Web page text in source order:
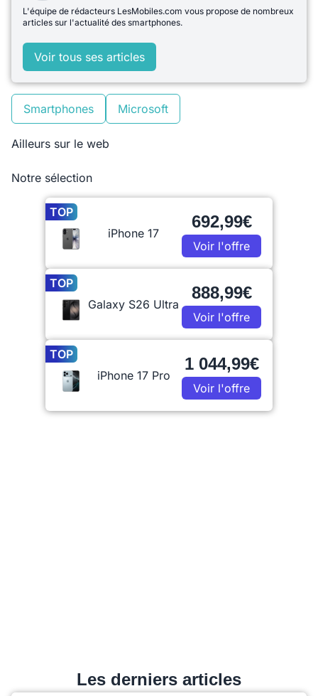
L'équipe de rédacteurs LesMobiles.com vous propose de nombreux
articles sur l'actualité des smartphones.
Voir tous ses articles
Smartphones Microsoft
Ailleurs sur le web
Notre sélection
TOP
iPhone 17
692,99€
Voir l'offre
TOP
Galaxy S26 Ultra
888,99€
Voir l'offre
TOP
iPhone 17 Pro
1 044,99€
Voir l'offre
Les derniers articles